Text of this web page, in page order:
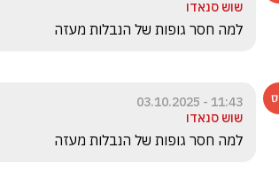
שוש סנאדו
למה חסר גופות של הנבלות מעזה
11:43 - 03.10.2025
שוש סנאדו
למה חסר גופות של הנבלות מעזה